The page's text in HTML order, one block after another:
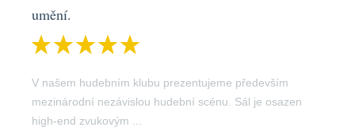
umění.
V našem hudebním klubu prezentujeme především
mezinárodní nezávislou hudební scénu. Sál je osazen
high-end zvukovým ...